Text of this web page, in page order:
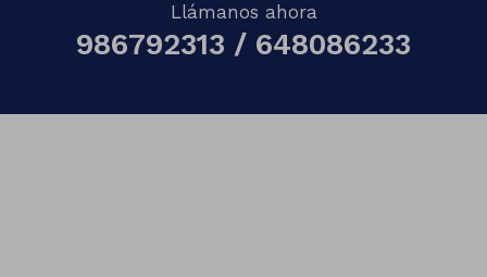
Llámanos ahora
986792313 / 648086233